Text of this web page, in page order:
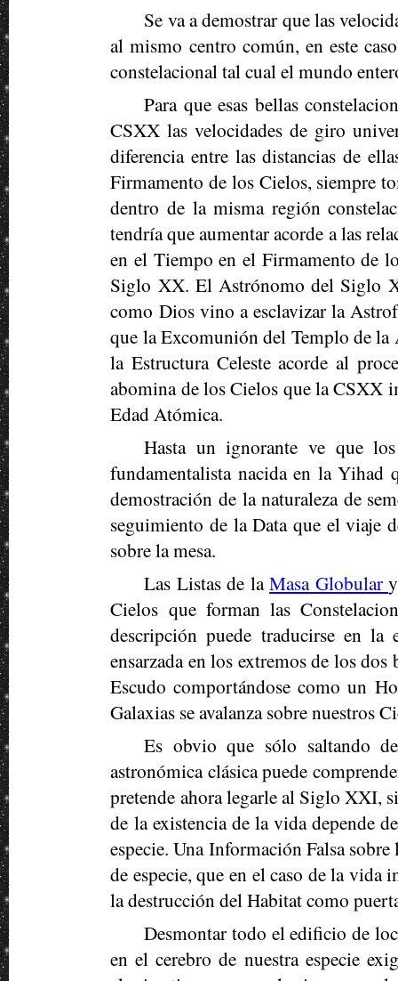
Se va a demostrar que las
al mismo centro común, en este
constelacional tal cual el mundo
Para que esas bellas
CSXX las velocidades de giro
diferencia entre las distancias de
Firmamento de los Cielos, siempre
dentro de la misma región
tendría que aumentar acorde a las
en el Tiempo en el Firmamento de
Siglo XX. El Astrónomo del Siglo
como Dios vino a esclavizar la
que la Excomunión del Templo de
la Estructura Celeste acorde al
abomina de los Cielos que la CSXX
Edad Atómica.
Hasta un ignorante ve que
fundamentalista nacida en la
demostración de la naturaleza de
seguimiento de la Data que el viaje
sobre la mesa.
Las Listas de laMasa Globular
Cielos que forman las
descripción puede traducirse en
ensarzada en los extremos de los
Escudo comportándose como un
Galaxias se avalanza sobre nuestros
Es obvio que sólo saltando
astronómica clásica puede
pretende ahora legarle al Siglo XXI,
de la existencia de la vida depende
especie. Una Información Falsa
de especie, que en el caso de la vida
la destrucción del Habitat como
Desmontar todo el edificio de
en el cerebro de nuestra especie